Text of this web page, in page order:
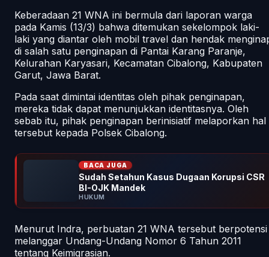
Keberadaan 21 WNA ini bermula dari laporan warga
pada Kamis (13/3) bahwa ditemukan sekelompok laki-
laki yang diantar oleh mobil travel dan hendak
di salah satu penginapan di Pantai Karang Paranje,
Kelurahan Karyasari, Kecamatan Cibalong, Kabupaten
Garut, Jawa Barat.
Pada saat dimintai identitas oleh pihak penginapan,
mereka tidak dapat menunjukkan identitasnya. Oleh
sebab itu, pihak penginapan berinisiatif melaporkan hal
tersebut kepada Polsek Cibalong.
BACA JUGA
Sudah Setahun Kasus Dugaan Korupsi CSR
BI-OJK Mandek
HUKUM
Menurut Indra, perbuatan 21 WNA tersebut berpotensi
melanggar Undang-Undang Nomor 6 Tahun 2011
tentang Keimigrasian.